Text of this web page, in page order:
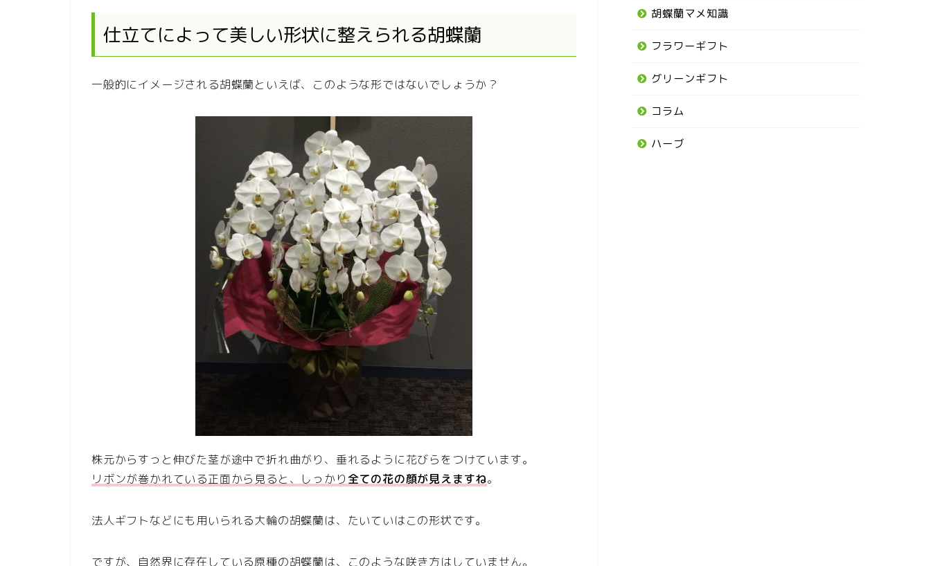
仕立てによって美しい形状に整えられる胡蝶蘭
一般的にイメージされる胡蝶蘭といえば、このような形ではないでしょうか？
株元からすっと伸びた茎が途中で折れ曲がり、垂れるように花びらをつけています。
リボンが巻かれている正面から見ると、しっかり 全ての花の顔が見えますね。
法人ギフトなどにも用いられる大輪の胡蝶蘭は、たいていはこの形状です。
ですが、自然界に存在している原種の胡蝶蘭は、このような咲き方はしていません。
胡蝶蘭マメ知識
フラワーギフト
グリーンギフト
コラム
ハーブ